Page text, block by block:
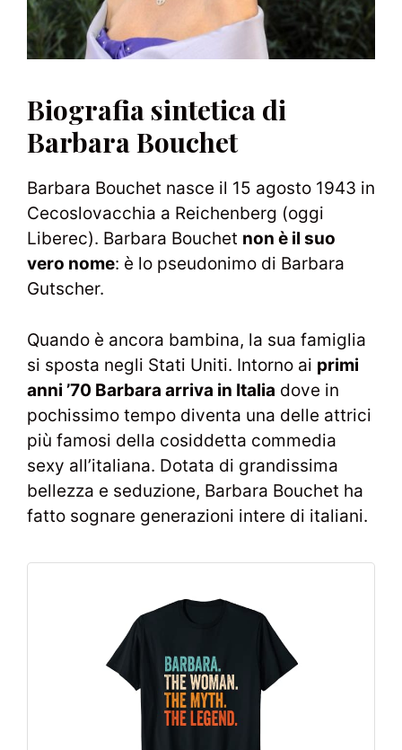
Biografia sintetica di
Barbara Bouchet
Barbara Bouchet nasce il 15 agosto 1943 in
Cecoslovacchia a Reichenberg (oggi
Liberec). Barbara Bouchet non è il suo
vero nome: è lo pseudonimo di Barbara
Gutscher.
Quando è ancora bambina, la sua famiglia
si sposta negli Stati Uniti. Intorno ai primi
anni ’70 Barbara arriva in Italia dove in
pochissimo tempo diventa una delle attrici
più famosi della cosiddetta commedia
sexy all’italiana. Dotata di grandissima
bellezza e seduzione, Barbara Bouchet ha
fatto sognare generazioni intere di italiani.